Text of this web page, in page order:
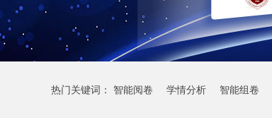
热门关键词： 智能阅卷 学情分析 智能组卷